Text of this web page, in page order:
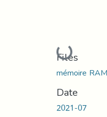
Loading...
Files
mémoire
Date
2021-07